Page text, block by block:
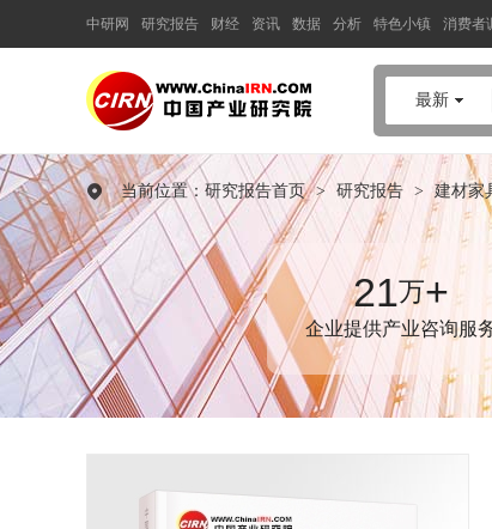
中研网 研究报告 财经 资讯 数据 分析 特色小镇 消费者
最新
当前位置： 研究报告首页 > 研究报告 > 建材家
21万+
企业提供产业咨询服
中国产业咨询领
2026-2030年中国叶腊石行
深度调研及投资趋势预测报
品质保障，一年免费更新维护
报告编号：1925177
出版日期：2026年2月
《2026-2030年中国叶腊石行业深度调研及投资趋势预测报告》
中研普华叶腊石行业分析专家领衔撰写，主要分析了叶腊石行
的市场规模、发展现状与投资前景，同时对叶腊石行业的未来